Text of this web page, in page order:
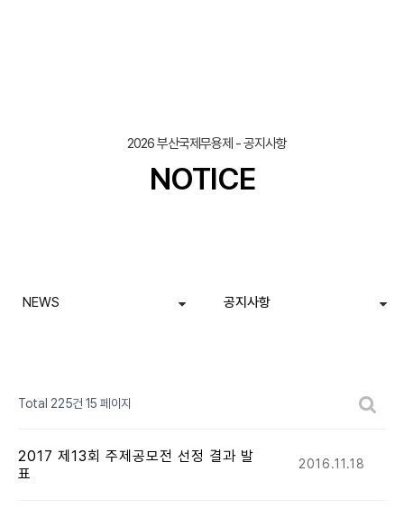
2026 부산국제무용제 - 공지사항
NOTICE
NEWS 공지사항
Total 225건 15 페이지
2017 제13회 주제공모전 선정 결과 발
표
2016.11.18